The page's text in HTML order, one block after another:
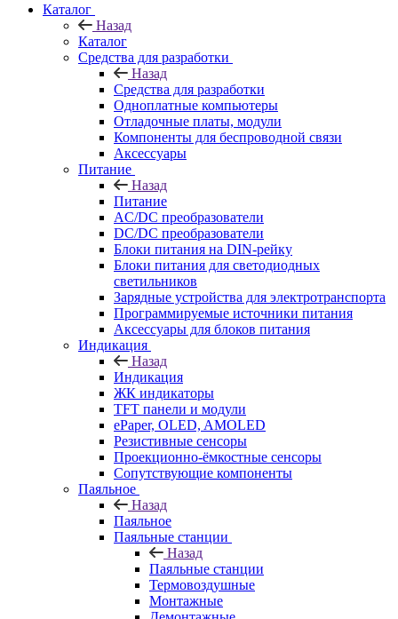
Каталог
Назад
Каталог
Средства для разработки
Назад
Средства для разработки
Одноплатные компьютеры
Отладочные платы, модули
Компоненты для беспроводной связи
Аксессуары
Питание
Назад
Питание
AC/DC преобразователи
DC/DC преобразователи
Блоки питания на DIN-рейку
Блоки питания для светодиодных
светильников
Зарядные устройства для электротранспорта
Программируемые источники питания
Аксессуары для блоков питания
Индикация
Назад
Индикация
ЖК индикаторы
TFT панели и модули
ePaper, OLED, AMOLED
Резистивные сенсоры
Проекционно-ёмкостные сенсоры
Сопутствующие компоненты
Паяльное
Назад
Паяльное
Паяльные станции
Назад
Паяльные станции
Термовоздушные
Монтажные